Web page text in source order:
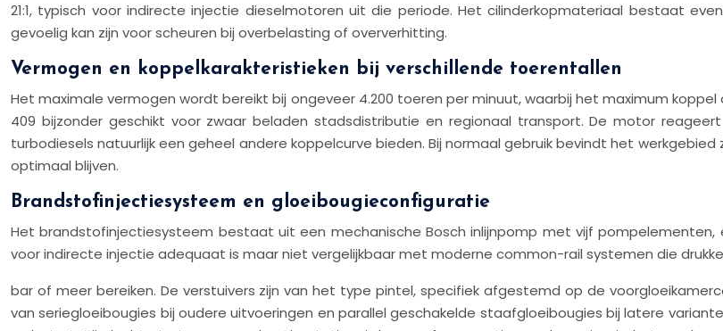
21:1, typisch voor indirecte injectie dieselmotoren uit die periode. Het cilinderkopmateriaal bestaat
gevoelig kan zijn voor scheuren bij overbelasting of oververhitting.
Vermogen en koppelkarakteristieken bij verschillende toerentallen
Het maximale vermogen wordt bereikt bij ongeveer 4.200 toeren per minuut, waarbij het maximum
409 bijzonder geschikt voor zwaar beladen stadsdistributie en regionaal transport. De motor
turbodiesels natuurlijk een geheel andere koppelcurve bieden. Bij normaal gebruik bevindt het
optimaal blijven.
Brandstofinjectiesysteem en gloeibougieconfiguratie
Het brandstofinjectiesysteem bestaat uit een mechanische Bosch inlijnpomp met vijf pompelementen,
voor indirecte injectie adequaat is maar niet vergelijkbaar met moderne common-rail systemen die
bar of meer bereiken. De verstuivers zijn van het type pintel, specifiek afgestemd op de
van seriegloeibougies bij oudere uitvoeringen en parallel geschakelde staafgloeibougies bij latere